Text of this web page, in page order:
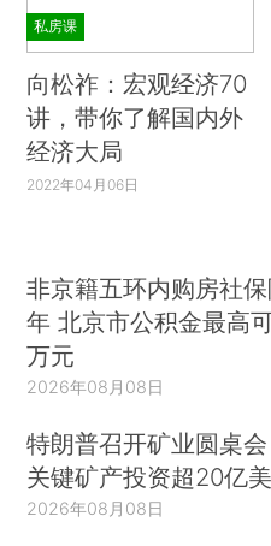
私房课
向松祚：宏观经济70
讲，带你了解国内外
经济大局
2022年04月06日
非京籍五环内购房社
年 北京市公积金最高
万元
2026年08月08日
特朗普召开矿业圆桌
关键矿产投资超20亿
2026年08月08日